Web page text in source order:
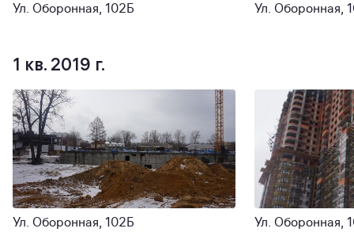
Ул. Оборонная, 102Б Ул. Оборонная,
1 кв. 2019 г.
Ул. Оборонная, 102Б Ул. Оборонная,